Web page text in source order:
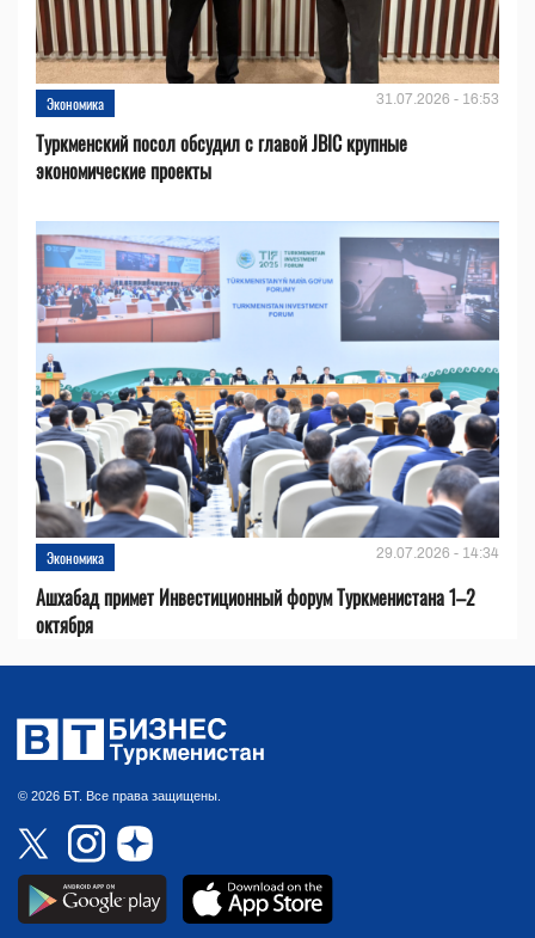
Экономика 31.07.2026 - 16:53
Туркменский посол обсудил с главой JBIC крупные
экономические проекты
Экономика 29.07.2026 - 14:34
Ашхабад примет Инвестиционный форум Туркменистана 1–2
октября
© 2026 БТ. Все права защищены.